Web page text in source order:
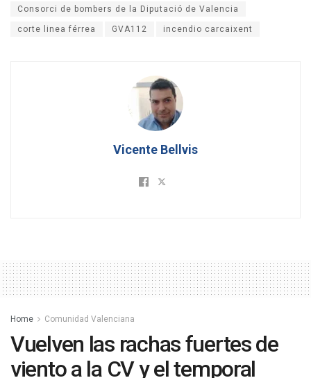
Consorci de bombers de la Diputació de Valencia
corte linea férrea GVA112 incendio carcaixent
Vicente Bellvis
Home Comunidad Valenciana
Vuelven las rachas fuertes de
viento a la CV y el temporal